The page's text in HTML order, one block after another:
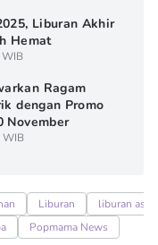
Liburan Akhir
Hemat
WIB
Ragam
dengan Promo
November
WIB
Liburan
liburan asik
Popmama News